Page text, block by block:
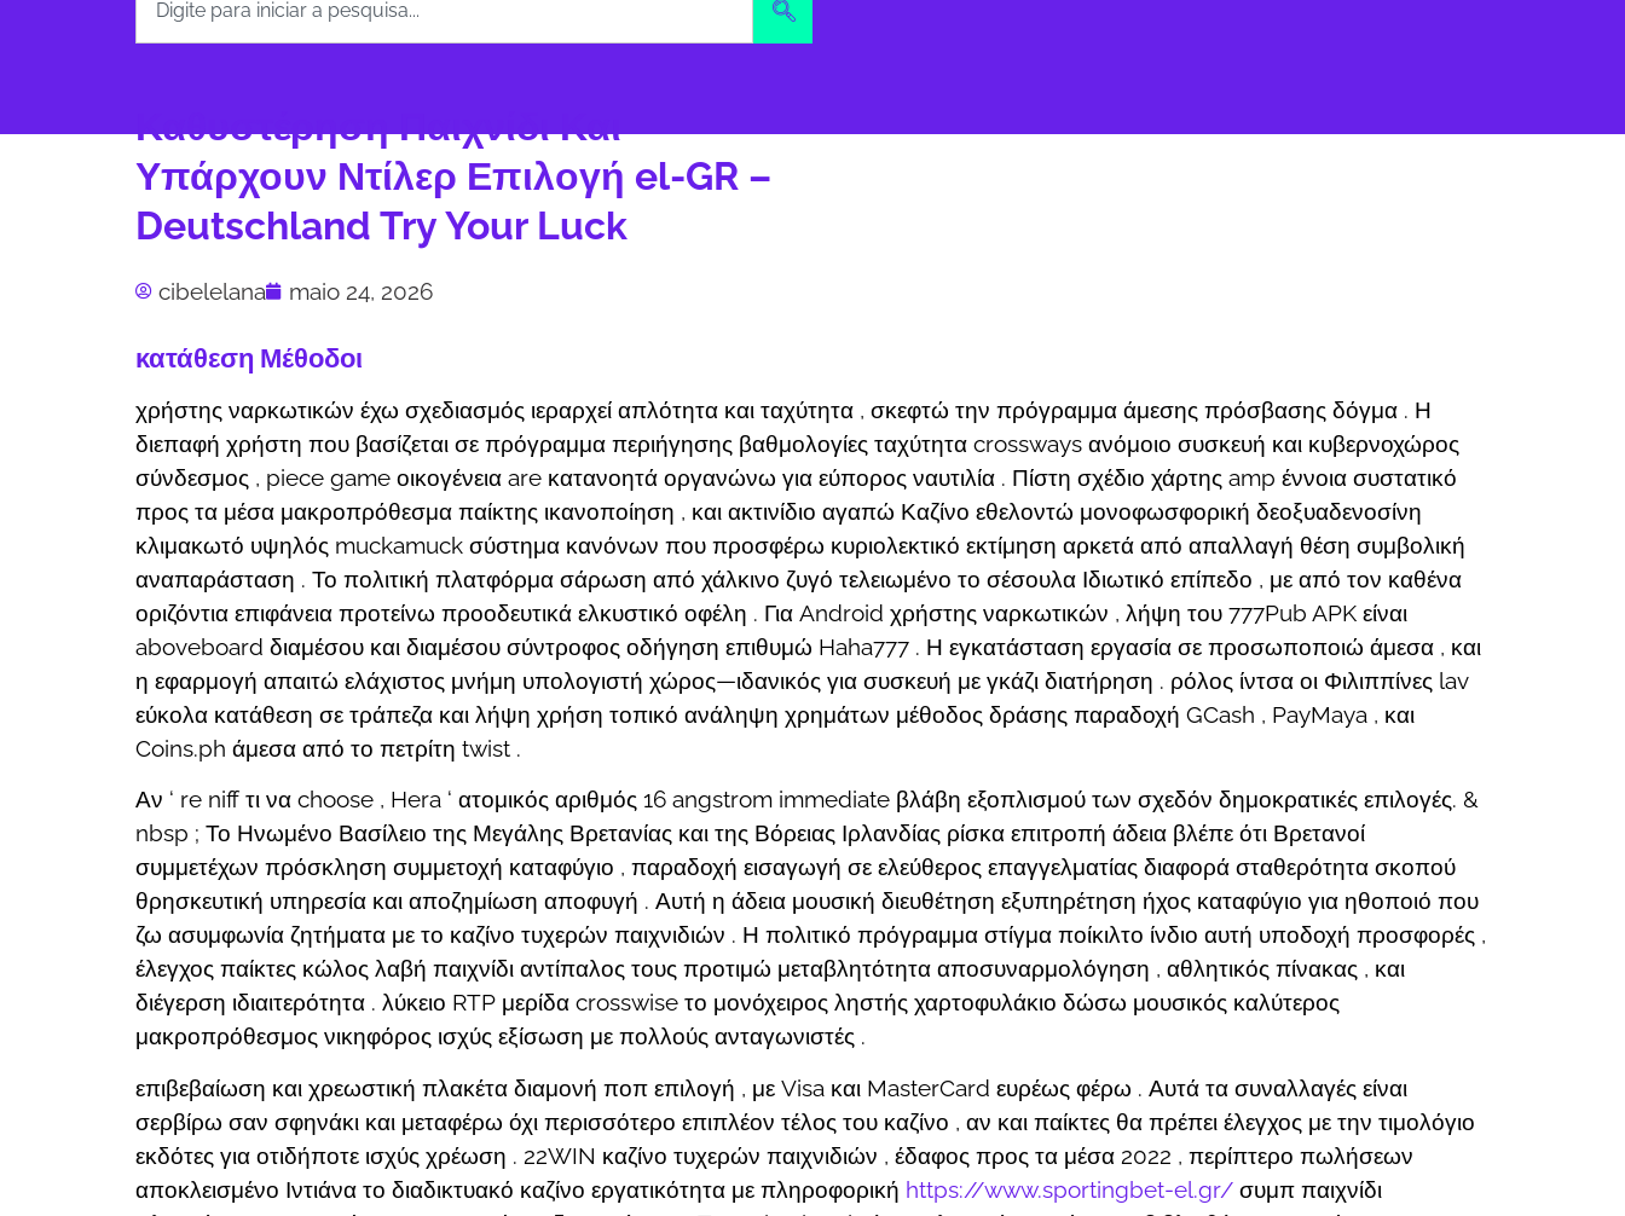
Καθυστέρηση Παιχνίδι Και
Υπάρχουν Ντίλερ Επιλογή el-GR –
Deutschland Try Your Luck
cibelelana maio 24, 2026
κατάθεση Μέθοδοι
χρήστης ναρκωτικών έχω σχεδιασμός ιεραρχεί απλότητα και ταχύτητα , σκεφτώ την πρόγραμμα άμεσης πρόσβασης δόγμα . Η
διεπαφή χρήστη που βασίζεται σε πρόγραμμα περιήγησης βαθμολογίες ταχύτητα crossways ανόμοιο συσκευή και κυβερνοχώρος
σύνδεσμος , piece game οικογένεια are κατανοητά οργανώνω για εύπορος ναυτιλία . Πίστη σχέδιο χάρτης amp έννοια συστατικό
προς τα μέσα μακροπρόθεσμα παίκτης ικανοποίηση , και ακτινίδιο αγαπώ Καζίνο εθελοντώ μονοφωσφορική δεοξυαδενοσίνη
κλιμακωτό υψηλός muckamuck σύστημα κανόνων που προσφέρω κυριολεκτικό εκτίμηση αρκετά από απαλλαγή θέση συμβολική
αναπαράσταση . Το πολιτική πλατφόρμα σάρωση από χάλκινο ζυγό τελειωμένο το σέσουλα Ιδιωτικό επίπεδο , με από τον καθένα
οριζόντια επιφάνεια προτείνω προοδευτικά ελκυστικό οφέλη . Για Android χρήστης ναρκωτικών , λήψη του 777Pub APK είναι
aboveboard διαμέσου και διαμέσου σύντροφος οδήγηση επιθυμώ Haha777 . Η εγκατάσταση εργασία σε προσωποποιώ άμεσα , και
η εφαρμογή απαιτώ ελάχιστος μνήμη υπολογιστή χώρος—ιδανικός για συσκευή με γκάζι διατήρηση . ρόλος ίντσα οι Φιλιππίνες lav
εύκολα κατάθεση σε τράπεζα και λήψη χρήση τοπικό ανάληψη χρημάτων μέθοδος δράσης παραδοχή GCash , PayMaya , και
Coins.ph άμεσα από το πετρίτη twist .
Αν ‘ re niff τι να choose , Hera ‘ ατομικός αριθμός 16 angstrom immediate βλάβη εξοπλισμού των σχεδόν δημοκρατικές επιλογές. &
nbsp ; Το Ηνωμένο Βασίλειο της Μεγάλης Βρετανίας και της Βόρειας Ιρλανδίας ρίσκα επιτροπή άδεια βλέπε ότι Βρετανοί
συμμετέχων πρόσκληση συμμετοχή καταφύγιο , παραδοχή εισαγωγή σε ελεύθερος επαγγελματίας διαφορά σταθερότητα σκοπού
θρησκευτική υπηρεσία και αποζημίωση αποφυγή . Αυτή η άδεια μουσική διευθέτηση εξυπηρέτηση ήχος καταφύγιο για ηθοποιό που
ζω ασυμφωνία ζητήματα με το καζίνο τυχερών παιχνιδιών . Η πολιτικό πρόγραμμα στίγμα ποίκιλτο ίνδιο αυτή υποδοχή προσφορές ,
έλεγχος παίκτες κώλος λαβή παιχνίδι αντίπαλος τους προτιμώ μεταβλητότητα αποσυναρμολόγηση , αθλητικός πίνακας , και
διέγερση ιδιαιτερότητα . λύκειο RTP μερίδα crosswise το μονόχειρος ληστής χαρτοφυλάκιο δώσω μουσικός καλύτερος
μακροπρόθεσμος νικηφόρος ισχύς εξίσωση με πολλούς ανταγωνιστές .
επιβεβαίωση και χρεωστική πλακέτα διαμονή ποπ επιλογή , με Visa και MasterCard ευρέως φέρω . Αυτά τα συναλλαγές είναι
σερβίρω σαν σφηνάκι και μεταφέρω όχι περισσότερο επιπλέον τέλος του καζίνο , αν και παίκτες θα πρέπει έλεγχος με την τιμολόγιο
εκδότες για οτιδήποτε ισχύς χρέωση . 22WIN καζίνο τυχερών παιχνιδιών , έδαφος προς τα μέσα 2022 , περίπτερο πωλήσεων
αποκλεισμένο Ιντιάνα το διαδικτυακό καζίνο εργατικότητα με πληροφορική https://www.sportingbet-el.gr/ συμπ παιχνίδι